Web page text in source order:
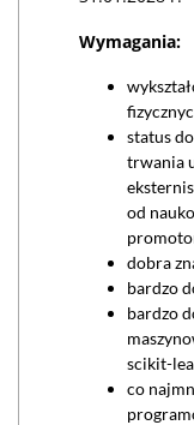
Wymagania:
status
trwania
od
dobra
bardzo
bardzo
scikit-
co